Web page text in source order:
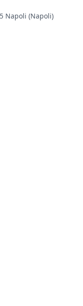
Napoli (Napoli)